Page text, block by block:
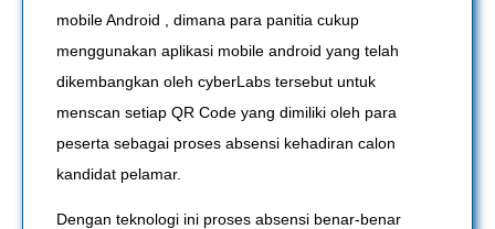
mobile Android , dimana para panitia cukup
menggunakan aplikasi mobile android yang telah
dikembangkan oleh cyberLabs tersebut untuk
menscan setiap QR Code yang dimiliki oleh para
peserta sebagai proses absensi kehadiran calon
kandidat pelamar.
Dengan teknologi ini proses absensi benar-benar